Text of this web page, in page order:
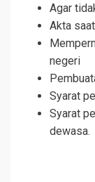
Agar
Akta
negeri
Syarat
Syarat
dewasa.